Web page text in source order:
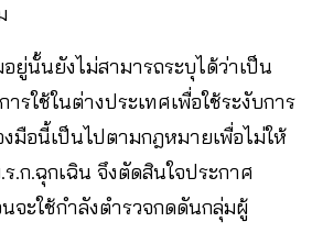
ยู่นั้นยังไม่สามารถระบุได้ว่าเป็น
รใช้ในต่างประเทศเพื่อใช้ระงับการ
มือนี้เป็นไปตามกฎหมายเพื่อไม่ให้
.ก.ฉุกเฉิน จึงตัดสินใจประกาศ
จะใช้กำลังตำรวจกดดันกลุ่มผู้